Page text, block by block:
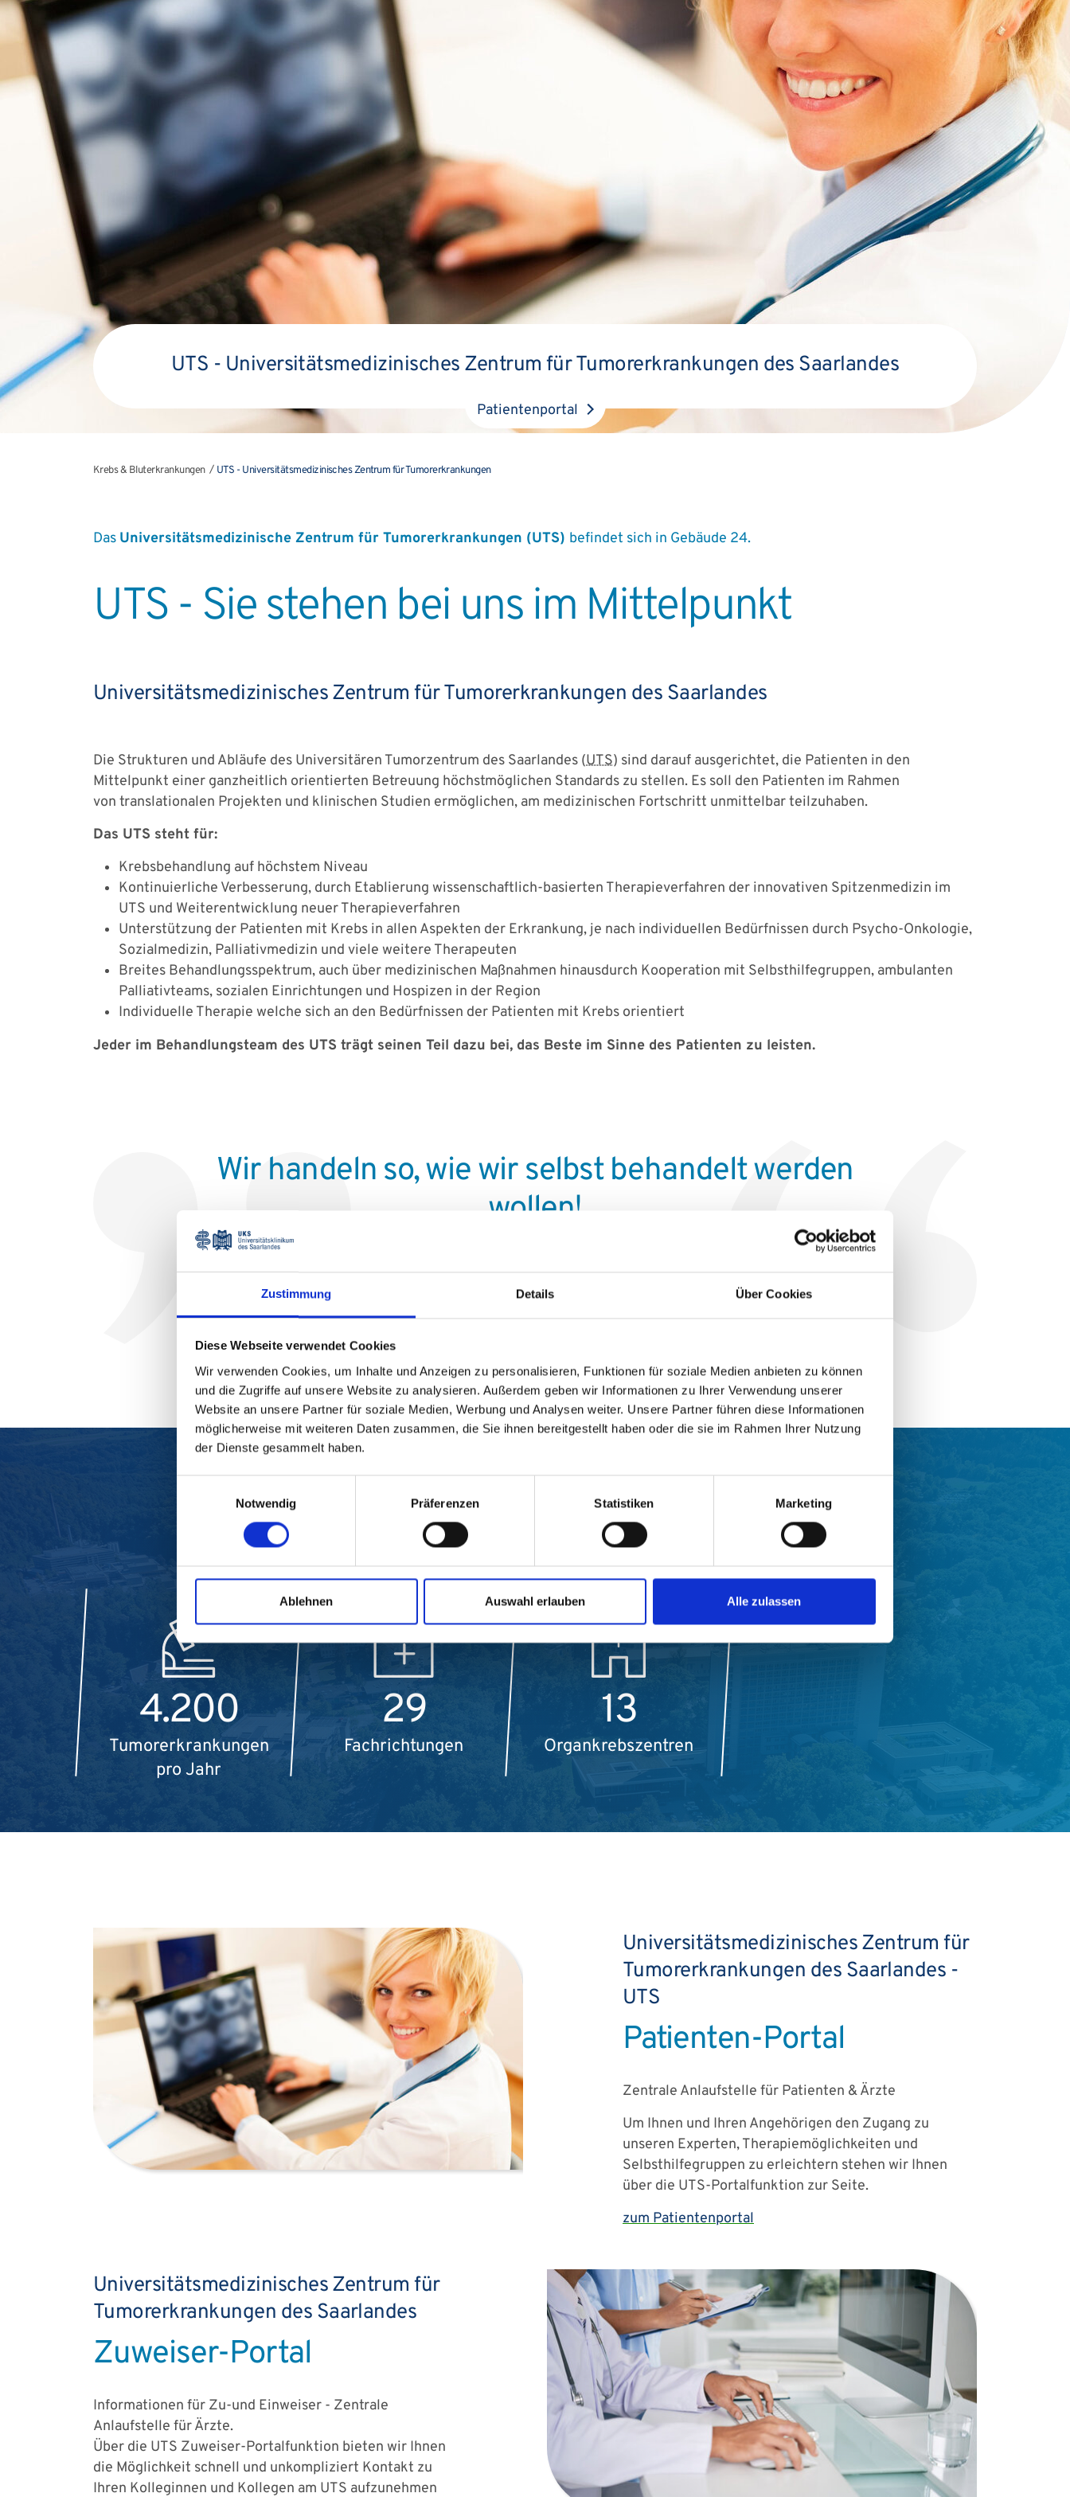
Zustimmung Details Über Cookies
Diese Webseite verwendet Cookies
Wir verwenden Cookies, um Inhalte und Anzeigen zu personalisieren, Funktionen für soziale Medien anbieten zu können
und die Zugriffe auf unsere Website zu analysieren. Außerdem geben wir Informationen zu Ihrer Verwendung unserer
Website an unsere Partner für soziale Medien, Werbung und Analysen weiter. Unsere Partner führen diese Informationen
möglicherweise mit weiteren Daten zusammen, die Sie ihnen bereitgestellt haben oder die sie im Rahmen Ihrer Nutzung
der Dienste gesammelt haben.
Notwendig
Präferenzen Statistiken Marketing
Ablehnen Auswahl erlauben Alle zulassen
UTS - Universitätsmedizinisches Zentrum für Tumorerkrankungen des Saarlandes
Patientenportal
Krebs & Bluterkrankungen UTS - Universitätsmedizinisches Zentrum für Tumorerkrankungen
Das Universitätsmedizinische Zentrum für Tumorerkrankungen (UTS) befindet sich in Gebäude 24.
UTS - Sie stehen bei uns im Mittelpunkt
Universitätsmedizinisches Zentrum für Tumorerkrankungen des Saarlandes
Die Strukturen und Abläufe des Universitären Tumorzentrum des Saarlandes (UTS) sind darauf ausgerichtet, die Patienten in den
Mittelpunkt einer ganzheitlich orientierten Betreuung höchstmöglichen Standards zu stellen. Es soll den Patienten im Rahmen
von translationalen Projekten und klinischen Studien ermöglichen, am medizinischen Fortschritt unmittelbar teilzuhaben.
Das UTS steht für:
Krebsbehandlung auf höchstem Niveau
Kontinuierliche Verbesserung, durch Etablierung wissenschaftlich-basierten Therapieverfahren der innovativen Spitzenmedizin im
UTS und Weiterentwicklung neuer Therapieverfahren
Unterstützung der Patienten mit Krebs in allen Aspekten der Erkrankung, je nach individuellen Bedürfnissen durch Psycho-Onkologie,
Sozialmedizin, Palliativmedizin und viele weitere Therapeuten
Breites Behandlungsspektrum, auch über medizinischen Maßnahmen hinausdurch Kooperation mit Selbsthilfegruppen, ambulanten
Palliativteams, sozialen Einrichtungen und Hospizen in der Region
Individuelle Therapie welche sich an den Bedürfnissen der Patienten mit Krebs orientiert
Jeder im Behandlungsteam des UTS trägt seinen Teil dazu bei, das Beste im Sinne des Patienten zu leisten.
Wir handeln so, wie wir selbst behandelt werden
wollen!
UTS
UTS in Zahlen
4.200
Tumorerkrankungen
pro Jahr
29
Fachrichtungen
13
Organkrebszentren
Universitätsmedizinisches Zentrum für
Tumorerkrankungen des Saarlandes -
UTS
Patienten-Portal
Zentrale Anlaufstelle für Patienten & Ärzte
Um Ihnen und Ihren Angehörigen den Zugang zu
unseren Experten, Therapiemöglichkeiten und
Selbsthilfegruppen zu erleichtern stehen wir Ihnen
über die UTS-Portalfunktion zur Seite.
zum Patientenportal
Universitätsmedizinisches Zentrum für
Tumorerkrankungen des Saarlandes
Zuweiser-Portal
Informationen für Zu-und Einweiser - Zentrale
Anlaufstelle für Ärzte.
Über die UTS Zuweiser-Portalfunktion bieten wir Ihnen
die Möglichkeit schnell und unkompliziert Kontakt zu
Ihren Kolleginnen und Kollegen am UTS aufzunehmen